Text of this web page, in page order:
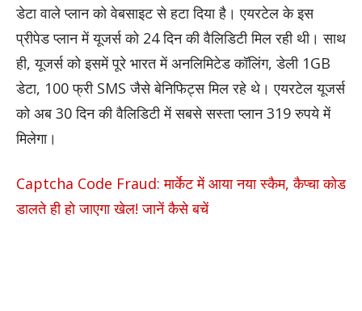
डेटा वाले प्लान को वेबसाइट से हटा दिया है। एयरटेल के इस
प्रीपेड प्लान में यूजर्स को 24 दिन की वैलिडिटी मिल रही थी। साथ
ही, यूजर्स को इसमें पूरे भारत में अनलिमिटेड कॉलिंग, डेली 1GB
डेटा, 100 फ्री SMS जैसे बेनिफिट्स मिल रहे थे। एयरटेल यूजर्स
को अब 30 दिन की वैलिडिटी में सबसे सस्ता प्लान 319 रुपये में
मिलेगा।
Captcha Code Fraud: मार्केट में आया नया स्कैम, कैप्चा कोड
डालते ही हो जाएगा खेल! जानें कैसे बचें